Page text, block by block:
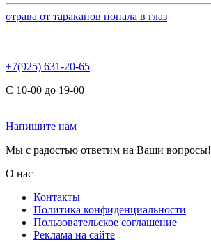
отрава от тараканов попала в глаз
+7(925) 631-20-65
С 10-00 до 19-00
Напишите нам
Мы с радостью ответим на Ваши вопросы!
О нас
Контакты
Политика конфиденциальности
Пользовательское соглашение
Реклама на сайте